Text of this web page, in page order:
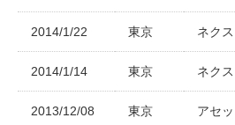
2014/1/22 東京 ネク
2014/1/14 東京 ネク
2013/12/08 東京 アセ